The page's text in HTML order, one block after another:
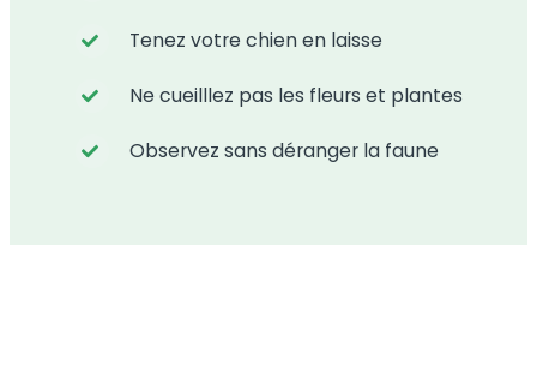
Tenez votre chien en laisse
Ne cueilllez pas les fleurs et plantes
Observez sans déranger la faune